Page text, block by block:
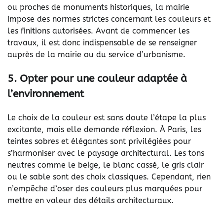
ou proches de monuments historiques, la mairie
impose des normes strictes concernant les couleurs et
les finitions autorisées. Avant de commencer les
travaux, il est donc indispensable de se renseigner
auprès de la mairie ou du service d’urbanisme.
5. Opter pour une couleur adaptée à
l’environnement
Le choix de la couleur est sans doute l’étape la plus
excitante, mais elle demande réflexion. À Paris, les
teintes sobres et élégantes sont privilégiées pour
s’harmoniser avec le paysage architectural. Les tons
neutres comme le beige, le blanc cassé, le gris clair
ou le sable sont des choix classiques. Cependant, rien
n’empêche d’oser des couleurs plus marquées pour
mettre en valeur des détails architecturaux.